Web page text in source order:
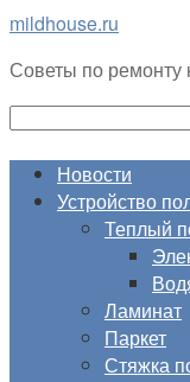
Перейти
контенту
mildhouse.ru
Советы по ремонту
Поиск:
Новости
Устройство
Теплый
Ламинат
Паркет
Стяжка